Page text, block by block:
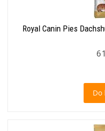
Royal Canin Pies
Do